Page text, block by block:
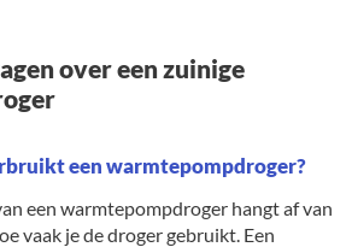
over een zuinige
een warmtepompdroger?
een warmtepompdroger hangt af van
vaak je de droger gebruikt. Een